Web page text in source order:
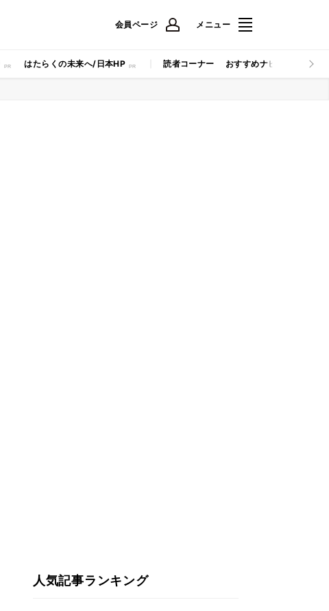
会員ページ メニュー
はたらくの未来へ/日本HP 読者コーナー おすすめナビ マイナビ
人気記事ランキング